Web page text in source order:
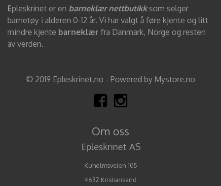
Epleskrinet er en barneklær nettbutikksom selger
barnetøy i alderen 0-12 år. Vi har valgt å føre kjente og litt
mindre kjente barneklær fra Danmark, Norge og resten
av verden.
© 2019 Epleskrinet.no - Powered by Mystore.no
Om oss
Epleskrinet AS
Kuholmsveien 105
4632 Kristiansand